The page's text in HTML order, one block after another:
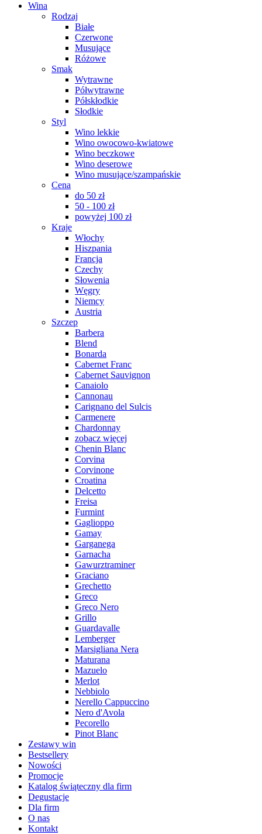
Wina
Rodzaj
Białe
Czerwone
Musujące
Różowe
Smak
Wytrawne
Półwytrawne
Półskłodkie
Słodkie
Styl
Wino lekkie
Wino owocowo-kwiatowe
Wino beczkowe
Wino deserowe
Wino musujące/szampańskie
Cena
do 50 zł
50 - 100 zł
powyżej 100 zł
Kraje
Włochy
Hiszpania
Francja
Czechy
Słowenia
Węgry
Niemcy
Austria
Szczep
Barbera
Blend
Bonarda
Cabernet Franc
Cabernet Sauvignon
Canaiolo
Cannonau
Carignano del Sulcis
Carmenere
Chardonnay
zobacz więcej
Chenin Blanc
Corvina
Corvinone
Croatina
Delcetto
Freisa
Furmint
Gaglioppo
Gamay
Garganega
Garnacha
Gawurztraminer
Graciano
Grechetto
Greco
Greco Nero
Grillo
Guardavalle
Lemberger
Marsigliana Nera
Maturana
Mazuelo
Merlot
Nebbiolo
Nerello Cappuccino
Nero d'Avola
Pecorello
Pinot Blanc
Zestawy win
Bestsellery
Nowości
Promocje
Katalog świąteczny dla firm
Degustacje
Dla firm
O nas
Kontakt